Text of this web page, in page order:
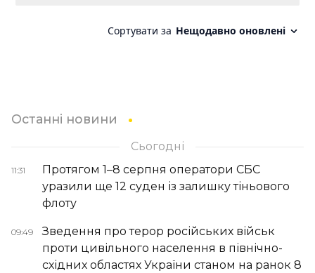
Останні новини
Сьогодні
11:31
Протягом 1–8 серпня оператори СБС
уразили ще 12 суден із залишку тіньового
флоту
09:49
Зведення про терор російських військ
проти цивільного населення в північно-
східних областях України станом на ранок 8